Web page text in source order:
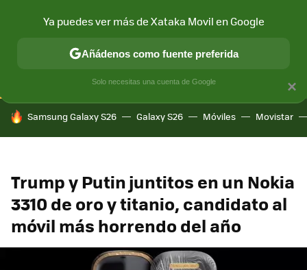
CONECTIVIDAD MÓVIL Y SOCIEDAD APLICACIONES
HOY SE HABLA DE
Samsung Galaxy S26 Galaxy S26 Móviles Movistar
Trump y Putin juntitos en un Nokia
3310 de oro y titanio, candidato al
móvil más horrendo del año
×
Ya puedes ver más de Xataka Movil en Google
Añádenos como fuente preferida
Solo necesitas una cuenta de Google